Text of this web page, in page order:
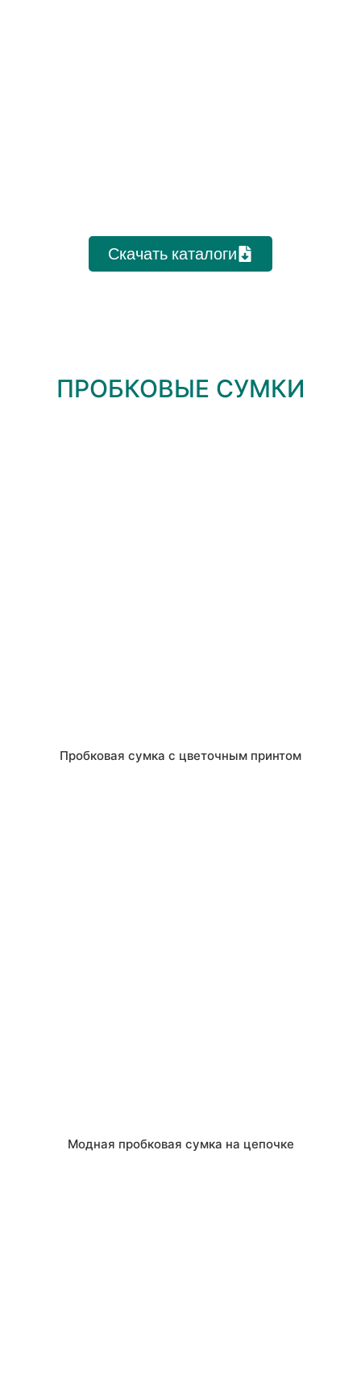
Скачать каталоги
ПРОБКОВЫЕ СУМКИ
Пробковая сумка с цветочным принтом
Модная пробковая сумка на цепочке